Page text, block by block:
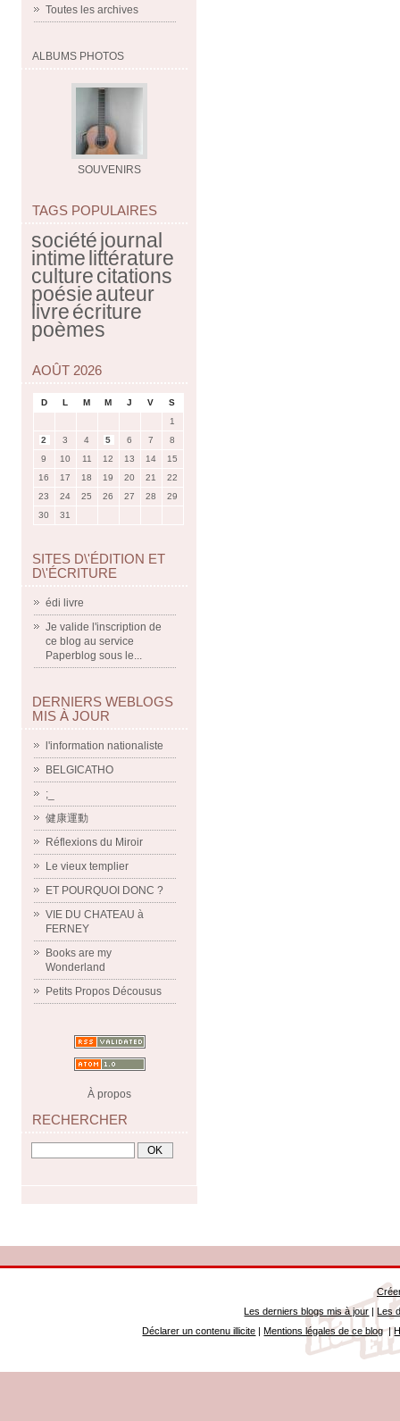
Toutes les archives
ALBUMS PHOTOS
SOUVENIRS
TAGS POPULAIRES
sociétéjournal
intimelittérature
culturecitations
poésieauteur
livreécriture
poèmes
AOÛT 2026
D L M M J V
S
1
2
3 4 5 6 7
8
9
10 11 12 13 14
15
16
17 18 19 20 21
22
23
24 25 26 27 28
29
30
31
SITES D\'ÉDITION ET
D\'ÉCRITURE
édi livre
Je valide l'inscription de
ce blog au service
Paperblog sous le...
DERNIERS WEBLOGS
MIS À JOUR
l'information nationaliste
BELGICATHO
;_
健康運動
Réflexions du Miroir
Le vieux templier
ET POURQUOI DONC ?
VIE DU CHATEAU à
FERNEY
Books are my
Wonderland
Petits Propos Décousus
À propos
RECHERCHER
Les derniers blogs mis à jour |Les
Déclarer un contenu illicite |Mentions légales de ce blog|